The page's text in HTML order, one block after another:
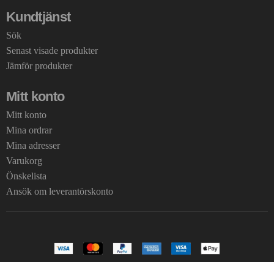
Kundtjänst
Sök
Senast visade produkter
Jämför produkter
Mitt konto
Mitt konto
Mina ordrar
Mina adresser
Varukorg
Önskelista
Ansök om leverantörskonto